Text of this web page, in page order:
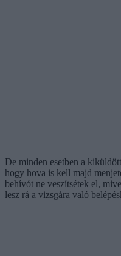
De minden esetben a
hogy hova is kell majd
behívót ne veszítsétek el,
lesz rá a vizsgára való